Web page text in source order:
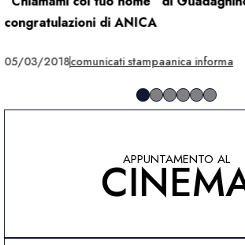
congratulazioni di ANICA
05/03/2018comunicati stampaanica informa
APPUNTAMENTO AL